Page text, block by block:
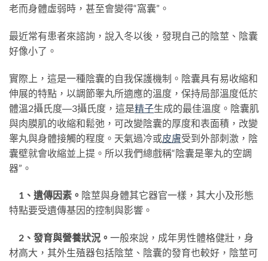
老而身體虛弱時，甚至會變得“窩囊”。
最近常有患者來諮詢，說入冬以後，發現自己的陰莖、陰囊
好像小了。
實際上，這是一種陰囊的自我保護機制。陰囊具有易收縮和
伸展的特點，以調節睾丸所適應的溫度，保持局部溫度低於
體溫2攝氏度―3攝氏度，這是精子生成的最佳溫度。陰囊肌
與肉膜肌的收縮和鬆弛，可改變陰囊的厚度和表面積，改變
睾丸與身體接觸的程度。天氣過冷或皮膚受到外部刺激，陰
囊壁就會收縮並上提。所以我們總戲稱“陰囊是睾丸的空調
器”。
1、遺傳因素。 陰莖與身體其它器官一樣，其大小及形態
特點要受遺傳基因的控制與影響。
2、發育與營養狀況。 一般來說，成年男性體格健壯，身
材高大，其外生殖器包括陰莖、陰囊的發育也較好，陰莖可